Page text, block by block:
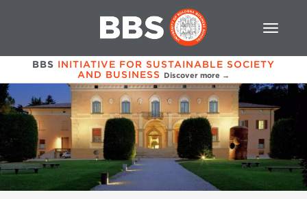
BBS INITIATIVE FOR SUSTAINABLE SOCIETY
AND BUSINESS Discover more →